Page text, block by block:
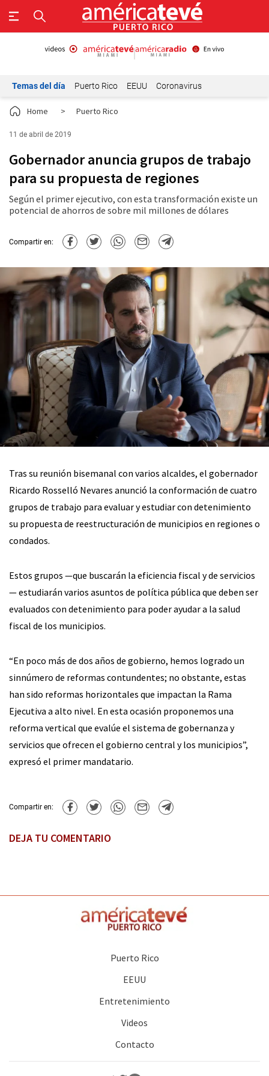
Temas del día Puerto Rico EEUU Coronavirus
Home > Puerto Rico
11 de abril de 2019
Gobernador anuncia grupos de trabajo
para su propuesta de regiones
Según el primer ejecutivo, con esta transformación existe un
potencial de ahorros de sobre mil millones de dólares
Compartir en:
Tras su reunión bisemanal con varios alcaldes, el gobernador
Ricardo Rosselló Nevares anunció la conformación de cuatro
grupos de trabajo para evaluar y estudiar con detenimiento
su propuesta de reestructuración de municipios en regiones o
condados.
Estos grupos —que buscarán la eficiencia fiscal y de servicios
— estudiarán varios asuntos de política pública que deben ser
evaluados con detenimiento para poder ayudar a la salud
fiscal de los municipios.
“En poco más de dos años de gobierno, hemos logrado un
sinnúmero de reformas contundentes; no obstante, estas
han sido reformas horizontales que impactan la Rama
Ejecutiva a alto nivel. En esta ocasión proponemos una
reforma vertical que evalúe el sistema de gobernanza y
servicios que ofrecen el gobierno central y los municipios”,
expresó el primer mandatario.
Compartir en:
DEJA TU COMENTARIO
Puerto Rico
EEUU
Entretenimiento
Videos
Contacto